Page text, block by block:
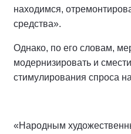
находимся,
средства».
Однако, по его словам,
модернизировать и
стимулирования спроса
«Народным